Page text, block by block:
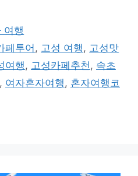
여행
페투어, 고성 여행, 고성맛
여행, 고성카페추천, 속초
, 여자혼자여행, 혼자여행코